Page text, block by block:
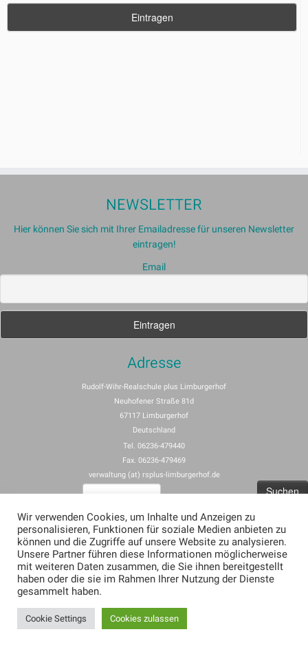
NEWSLETTER
Hier können Sie sich mit Ihrer Emailadresse für unseren Newsletter
eintragen!
Email
Adresse
Rudolf-Wihr-Realschule plus Limburgerhof
Neuhofener Straße 81d
67117 Limburgerhof
Deutschland
Tel. 06236-479440
Fax. 06236-479469
verwaltung (at) rsplus-limburgerhof.de
Impressum
Allgemeine Nutzungsbedingungen für rspus-limburgerhof.de
Erklärung zum Datenschutz (Privacy Policy) für rsplus-limburgerhof.de
Wir verwenden Cookies, um Inhalte und Anzeigen zu
personalisieren, Funktionen für soziale Medien anbieten zu
können und die Zugriffe auf unsere Website zu analysieren.
Unsere Partner führen diese Informationen möglicherweise
mit weiteren Daten zusammen, die Sie ihnen bereitgestellt
haben oder die sie im Rahmen Ihrer Nutzung der Dienste
gesammelt haben.
Cookie Settings Cookies zulassen